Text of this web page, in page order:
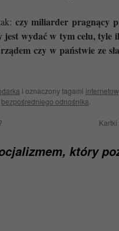
czy miliarder pragnący
wydać w tym celu, tyle
czy w państwie ze
i oznaczony tagami
bezpośredniego odnośnika
który